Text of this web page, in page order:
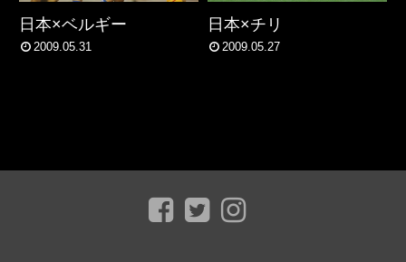
日本×ベルギー
2009.05.31
日本×チリ
2009.05.27